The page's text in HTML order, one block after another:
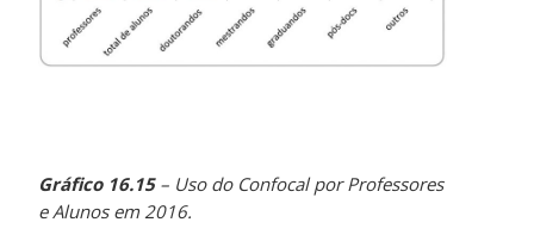
Gráfico 16.15– Uso do Confocal por Professores
e Alunos em 2016.